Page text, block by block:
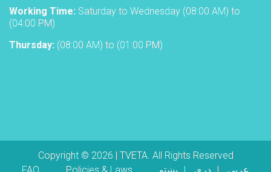
Working Time: Saturday to Wednesday (08:00 AM) to
(04:00 PM)
Thursday: (08:00 AM) to (01:00 PM)
Copyright © 2026 | TVETA. All Rights Reserved
FAQ Policies & Laws پښتو دری عربی